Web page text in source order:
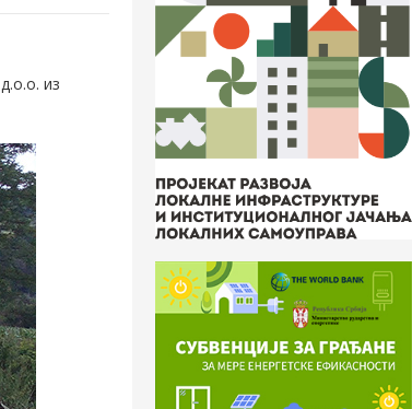
д.о.о. из